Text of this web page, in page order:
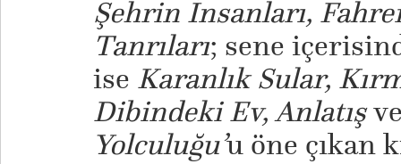
Şehrin İnsanları,
Tanrıları; sene
ise Karanlık Sular,
Dibindeki Ev, Anlatış
Yolculuğu’u öne çıkan